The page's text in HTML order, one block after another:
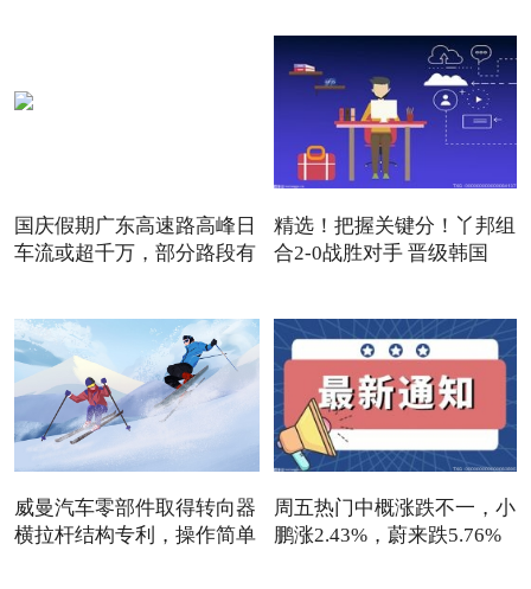
国庆假期广东高速路高峰日
车流或超千万，部分路段有
精选！把握关键分！丫邦组
合2-0战胜对手 晋级韩国
威曼汽车零部件取得转向器
横拉杆结构专利，操作简单
周五热门中概涨跌不一，小
鹏涨2.43%，蔚来跌5.76%